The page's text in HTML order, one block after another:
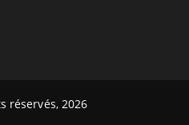
réservés, 2026